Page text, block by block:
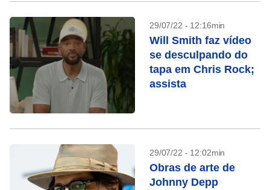
29/07/22 - 12:16min
Will Smith faz vídeo
se desculpando do
tapa em Chris Rock;
assista
29/07/22 - 12:02min
Obras de arte de
Johnny Depp